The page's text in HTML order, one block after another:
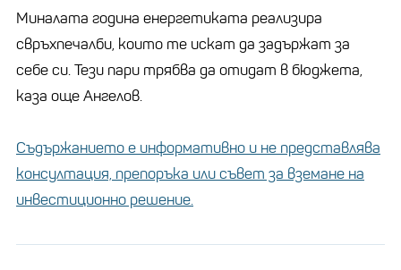
Миналата година енергетиката реализира
свръхпечалби, които те искат да задържат за
себе си. Тези пари трябва да отидат в бюджета,
каза още Ангелов.
Съдържанието е информативно и не представлява
консултация, препоръка или съвет за вземане на
инвестиционно решение.